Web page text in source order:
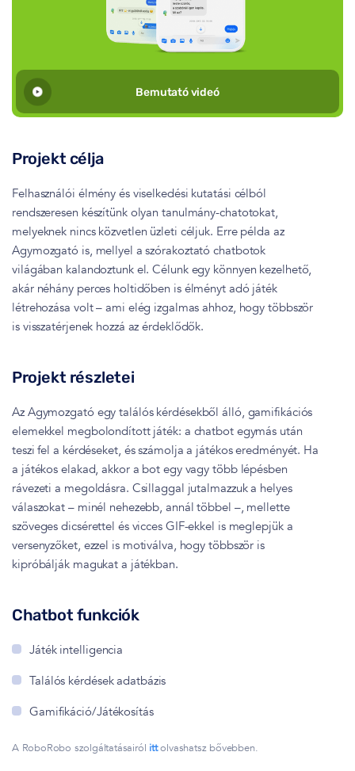
Bemutató videó
Projekt célja
Felhasználói élmény és viselkedési kutatási célból
rendszeresen készítünk olyan tanulmány-chatotokat,
melyeknek nincs közvetlen üzleti céljuk. Erre példa az
Agymozgató is, mellyel a szórakoztató chatbotok
világában kalandoztunk el. Célunk egy könnyen kezelhető,
akár néhány perces holtidőben is élményt adó játék
létrehozása volt – ami elég izgalmas ahhoz, hogy többször
is visszatérjenek hozzá az érdeklődők.
Projekt részletei
Az Agymozgató egy találós kérdésekből álló, gamifikációs
elemekkel megbolondított játék: a chatbot egymás után
teszi fel a kérdéseket, és számolja a játékos eredményét. Ha
a játékos elakad, akkor a bot egy vagy több lépésben
rávezeti a megoldásra. Csillaggal jutalmazzuk a helyes
válaszokat – minél nehezebb, annál többel –, mellette
szöveges dicsérettel és vicces GIF-ekkel is meglepjük a
versenyzőket, ezzel is motiválva, hogy többször is
kipróbálják magukat a játékban.
Chatbot funkciók
Játék intelligencia
Találós kérdések adatbázis
Gamifikáció/Játékosítás
A RoboRobo szolgáltatásairól ittolvashatsz bővebben.